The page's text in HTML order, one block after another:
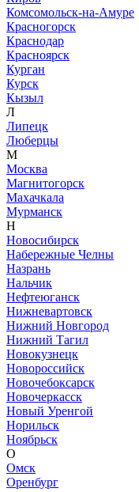
Комсомольск-на-Амуре
Красногорск
Краснодар
Красноярск
Курган
Курск
Кызыл
Л
Липецк
Люберцы
М
Москва
Магнитогорск
Махачкала
Мурманск
Н
Новосибирск
Набережные Челны
Назрань
Нальчик
Нефтеюганск
Нижневартовск
Нижний Новгород
Нижний Тагил
Новокузнецк
Новороссийск
Новочебоксарск
Новочеркасск
Новый Уренгой
Норильск
Ноябрьск
О
Омск
Оренбург